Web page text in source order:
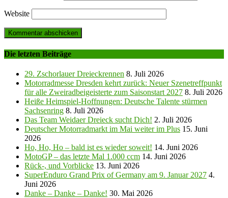
Website
Die letzten Beiträge
29. Zschorlauer Dreieckrennen 8. Juli 2026
Motorradmesse Dresden kehrt zurück: Neuer Szenetreffpunkt
für alle Zweiradbeigeisterte zum Saisonstart 2027 8. Juli 2026
Heiße Heimspiel-Hoffnungen: Deutsche Talente stürmen
Sachsenring 8. Juli 2026
Das Team Weidaer Dreieck sucht Dich! 2. Juli 2026
Deutscher Motorradmarkt im Mai weiter im Plus 15. Juni
2026
Ho, Ho, Ho – bald ist es wieder soweit! 14. Juni 2026
MotoGP – das letzte Mal 1.000 ccm 14. Juni 2026
Rück-, und Vorblicke 13. Juni 2026
SuperEnduro Grand Prix of Germany am 9. Januar 2027 4.
Juni 2026
Danke – Danke – Danke! 30. Mai 2026